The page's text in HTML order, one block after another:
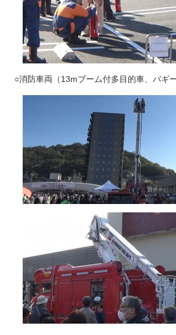
○消防車両（13mブーム付多目的車、バギ